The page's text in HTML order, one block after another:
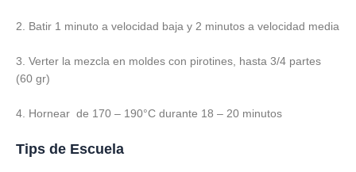
2. Batir 1 minuto a velocidad baja y 2 minutos a velocidad media
3. Verter la mezcla en moldes con pirotines, hasta 3/4 partes
(60 gr)
4. Hornear de 170 – 190°C durante 18 – 20 minutos
Tips de Escuela